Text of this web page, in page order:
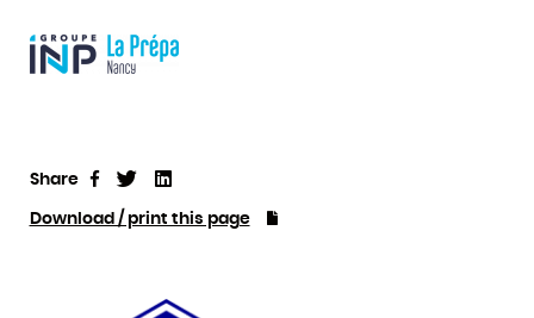
Share ShareTweet
Download / print this page